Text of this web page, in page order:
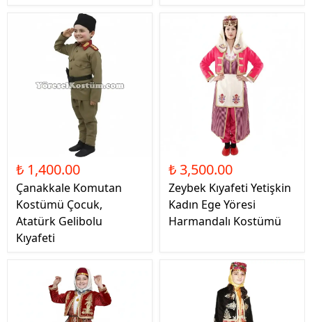
₺ 1,400.00
Çanakkale Komutan
Kostümü Çocuk,
Atatürk Gelibolu
Kıyafeti
₺ 3,500.00
Zeybek Kıyafeti Yetişkin
Kadın Ege Yöresi
Harmandalı Kostümü